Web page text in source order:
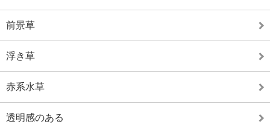
前景草
浮き草
赤系水草
透明感のある